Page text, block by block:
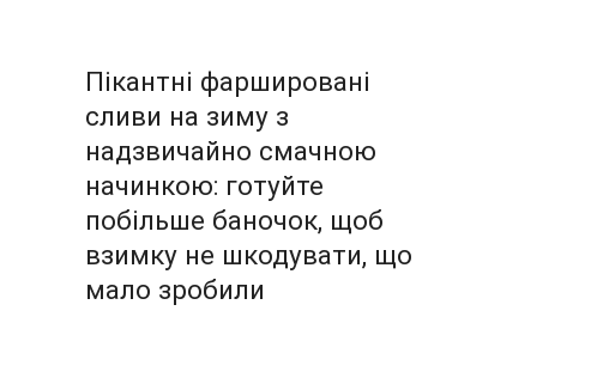
Пікантні фаршировані
сливи на зиму з
надзвичайно смачною
начинкою: готуйте
побільше баночок, щоб
взимку не шкодувати, що
мало зробили